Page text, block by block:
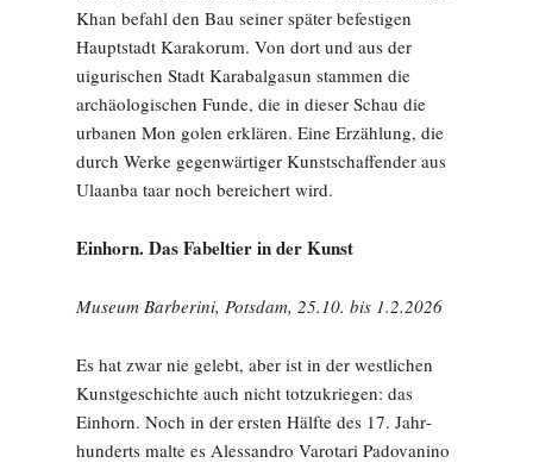
Khan befahl den Bau seiner später befestigen
Haupt­stadt Karakorum. Von dort und aus der
uigurischen Stadt Karabalgasun stammen die
archäologischen Funde, die in dieser Schau die
urbanen Mon­ golen erklären. Eine Erzählung, die
durch Werke gegenwärtiger Kunstschaffender aus
Ulaanba­ taar noch bereichert wird.
Einhorn. Das Fabeltier in der Kunst
Museum Barberini, Potsdam, 25.10. bis 1.2.2026
Es hat zwar nie gelebt, aber ist in der westlichen
Kunstge­schichte auch nicht totzu­kriegen: das
Einhorn. Noch in der ersten Hälfte des 17. Jahr­
hunderts malte es Alessandro Varotari Padovanino